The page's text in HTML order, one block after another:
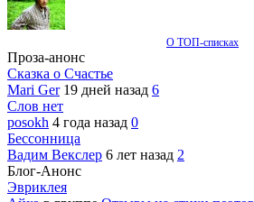
О ТОП-списках
Проза-анонс
Сказка о Счастье
Mari Ger 19 дней назад 6
Слов нет
posokh 4 года назад 0
Бессонница
Вадим Векслер 6 лет назад 2
Блог-Анонс
Эвриклея